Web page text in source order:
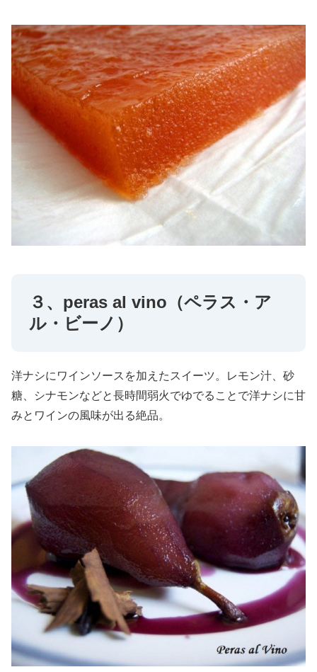
３、peras al vino（ペラス・ア
ル・ビーノ）
洋ナシにワインソースを加えたスイーツ。レモン汁、砂
糖、シナモンなどと長時間弱火でゆでることで洋ナシに甘
みとワインの風味が出る絶品。